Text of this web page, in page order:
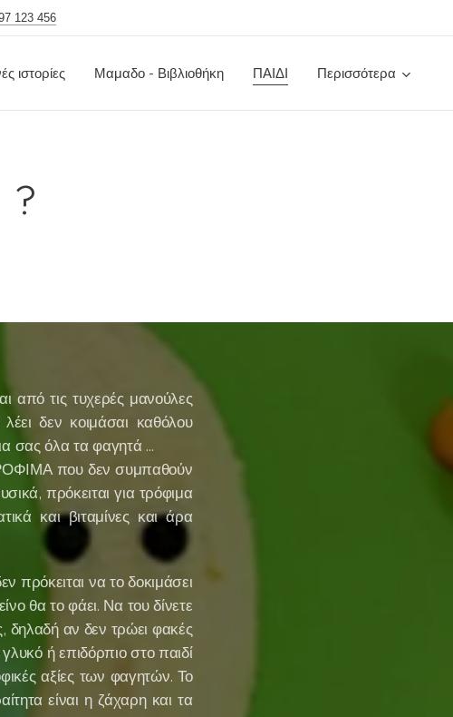
123 456
ιστορίες Μαμαδο - Βιβλιοθήκη ΠΑΙΔΙ Περισσότερα
από τις τυχερές μανούλες
δεν κοιμάσαι καθόλου
σας όλα τα φαγητά ...
πρόκειται για τρόφιμα
και βιταμίνες και άρα
πρόκειται να το δοκιμάσει
θα το φάει. Να του δίνετε
δηλαδή αν δεν τρώει φακές
ή επιδόρπιο στο παιδί
αξίες των φαγητών. Το
είναι η ζάχαρη και τα